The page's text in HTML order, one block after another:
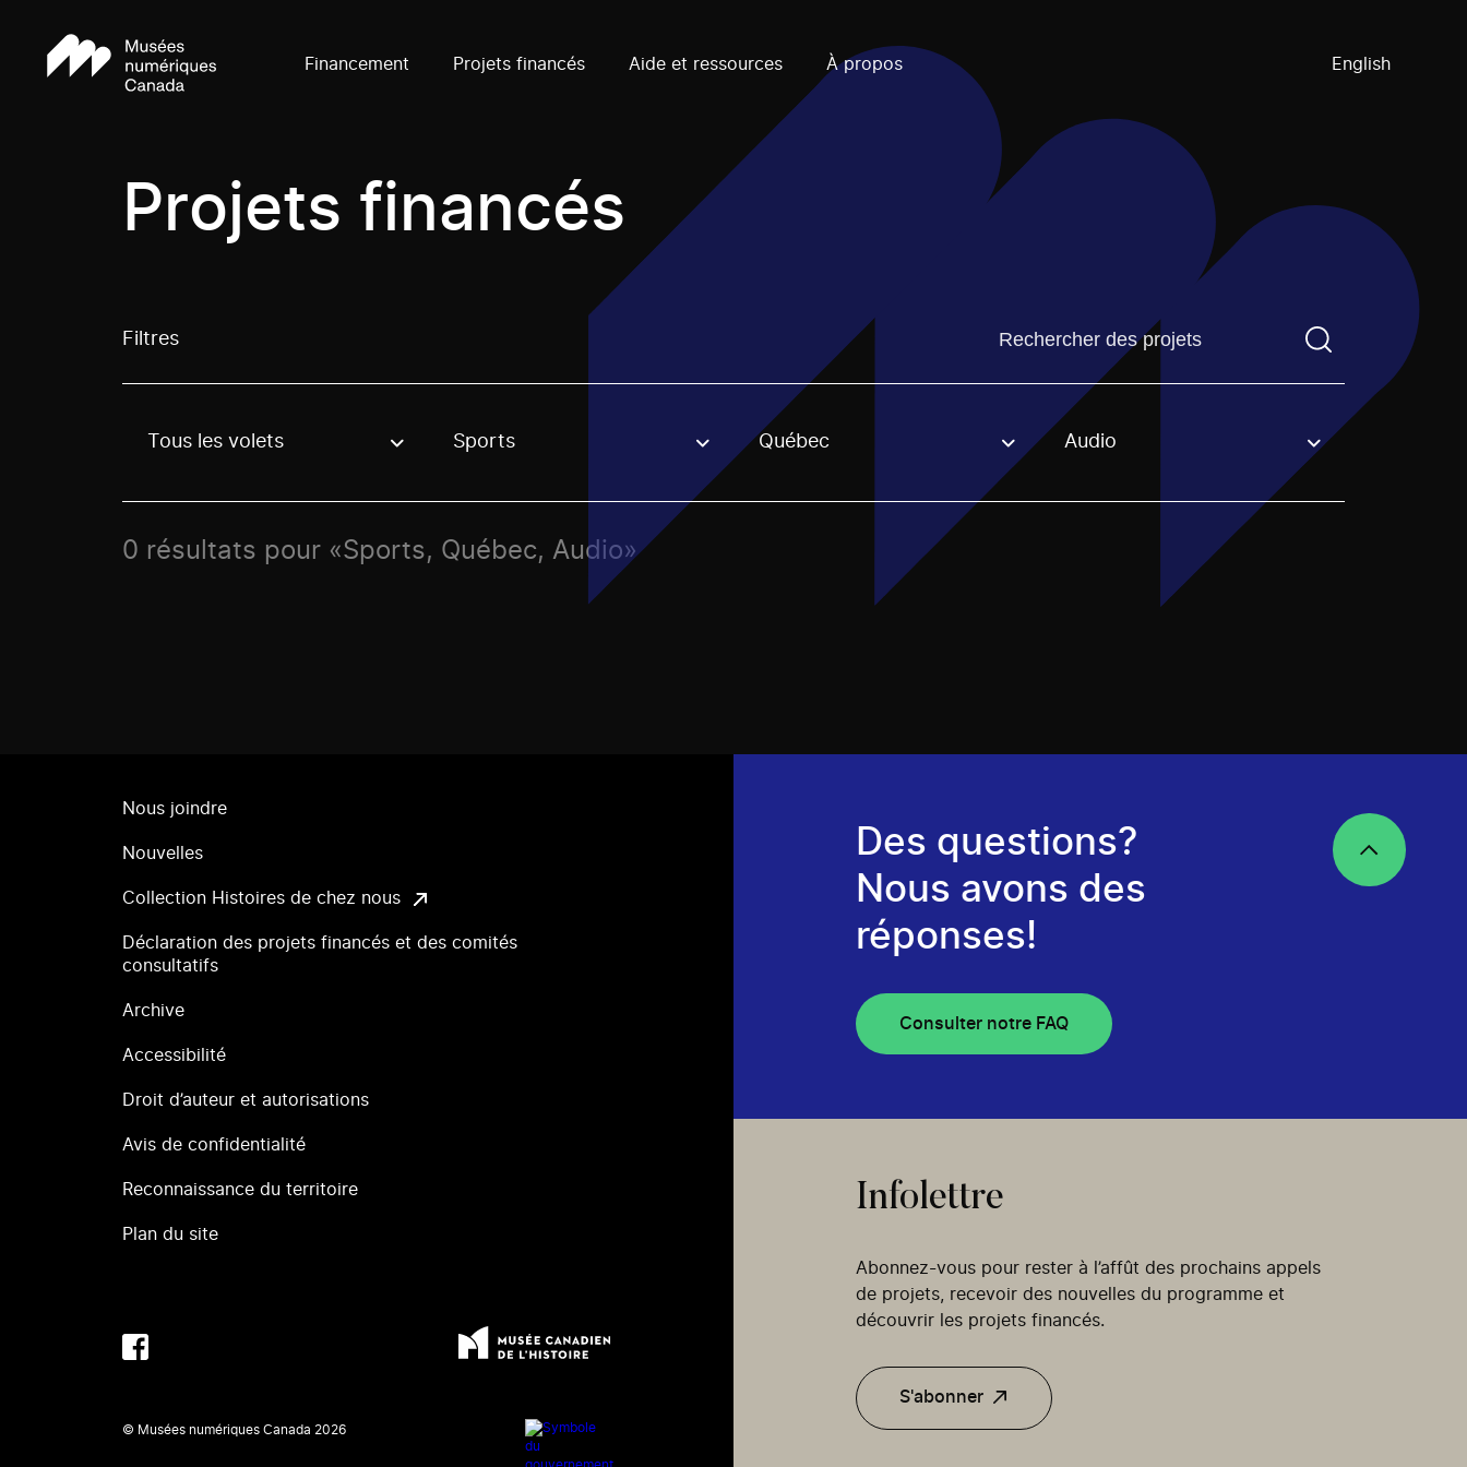
Financement Projets financés Aide et ressources À propos English
Projets financés
Filtres Trouvez un projetVous devez saisir un terme de
Use these options to filter projects by topic, stream or regon. The filter will be applied when selecting an option.
Tous les volets Sports Québec Audio
0 résultats pour «Sports, Québec, Audio»
Nous joindre
Nouvelles
Collection Histoires de chez nous
Déclaration des projets financés et des comités
consultatifs
Archive
Accessibilité
Droit d’auteur et autorisations
Avis de confidentialité
Reconnaissance du territoire
Plan du site
© Musées numériques Canada 2026
Des questions?
Nous avons des
réponses!
Consulter notre FAQ
Infolettre
Abonnez-vous pour rester à l’affût des prochains appels
de projets, recevoir des nouvelles du programme et
découvrir les projets financés.
S'abonner